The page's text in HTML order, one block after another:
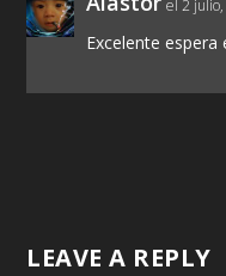
el 2
Excelente espera
LEAVE A REPLY